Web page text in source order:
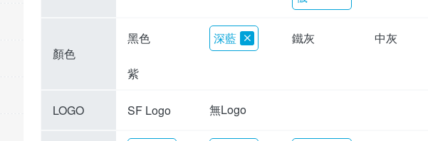
顏色
黑色 深藍 鐵灰 中灰
紫
LOGO SF Logo 無Logo